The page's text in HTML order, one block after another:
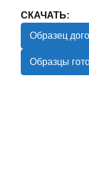
СКАЧАТЬ:
Образец
Образцы